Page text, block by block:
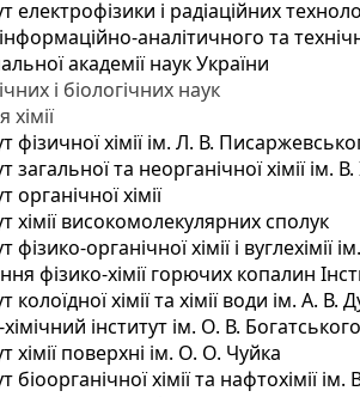
електрофізики і радіаційних
аналітичного та
академії наук України
і біологічних наук
хімії
фізичної хімії ім. Л. В.
загальної та неорганічної хімії ім.
органічної хімії
хімії високомолекулярних сполук
фізико-органічної хімії і
фізико-хімії горючих копалин
колоїдної хімії та хімії води ім. А.
інститут ім. О. В.
хімії поверхні ім. О. О. Чуйка
біоорганічної хімії та нафтохімії